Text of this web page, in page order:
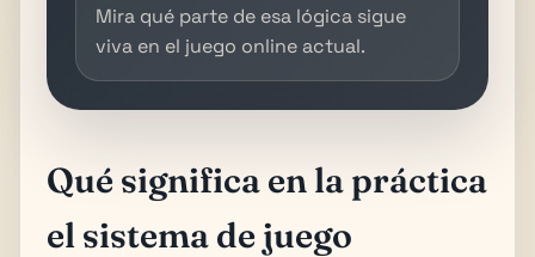
Mira qué parte de esa lógica sigue
viva en el juego online actual.
Qué significa en la práctica
el sistema de juego